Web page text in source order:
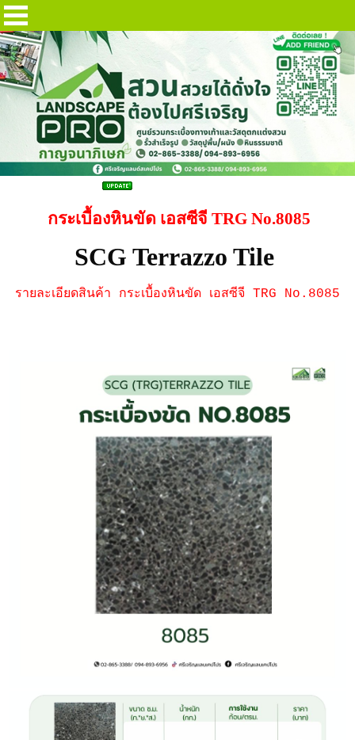
กระเบื้องหินขัด เอสซีจี TRG No.8085
SCG Terrazzo Tile
รายละเอียดสินค้า กระเบื้องหินขัด เอสซีจี TRG No.8085